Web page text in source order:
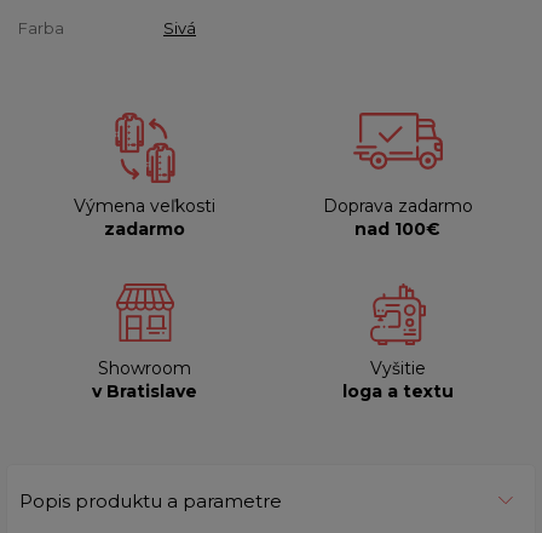
Farba Sivá
Výmena veľkosti
zadarmo
Doprava zadarmo
nad 100€
Showroom
v Bratislave
Vyšitie
loga a textu
Popis produktu a parametre